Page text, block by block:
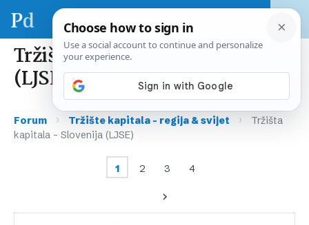
Tržišta kapitala – Slovenija
(LJSE)
Forum › Tržište kapitala – regija & svijet ›
Tržišta
kapitala – Slovenija (LJSE)
1 2 3 4